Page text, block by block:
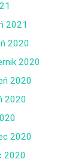
2021
2020
2020
2020
2020
2020
2020